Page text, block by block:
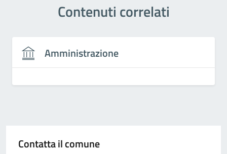
Contenuti correlati
Amministrazione
Contatta il comune